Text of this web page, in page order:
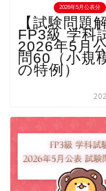
2026年5月公表分
【試験問題
FP3級 学科
2026年5月
問60（小規
の特例）